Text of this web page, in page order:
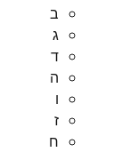
ב
ג
ד
ה
ו
ז
ח